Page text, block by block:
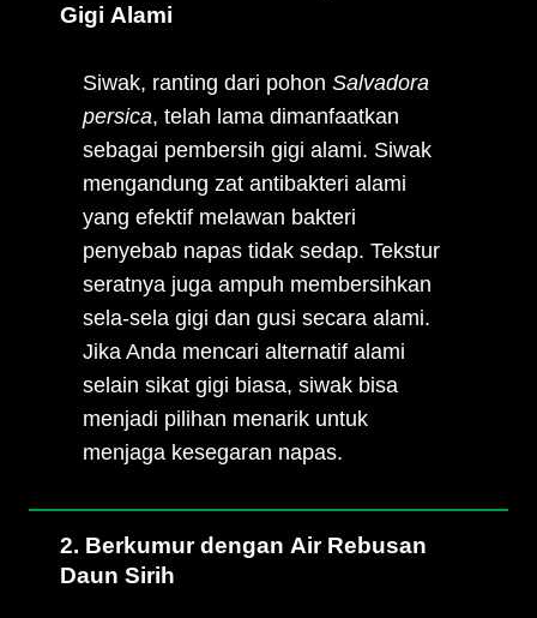
Gigi Alami
Siwak, ranting dari pohon Salvadora
persica, telah lama dimanfaatkan
sebagai pembersih gigi alami. Siwak
mengandung zat antibakteri alami
yang efektif melawan bakteri
penyebab napas tidak sedap. Tekstur
seratnya juga ampuh membersihkan
sela-sela gigi dan gusi secara alami.
Jika Anda mencari alternatif alami
selain sikat gigi biasa, siwak bisa
menjadi pilihan menarik untuk
menjaga kesegaran napas.
2. Berkumur dengan Air Rebusan
Daun Sirih